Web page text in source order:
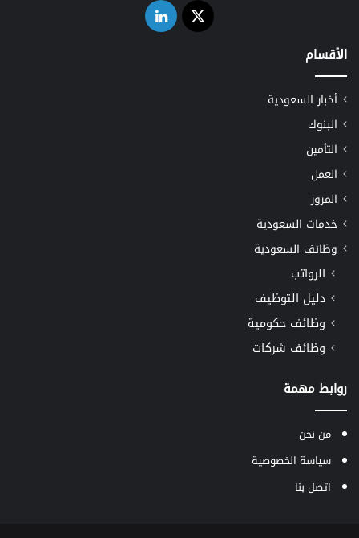
‫X لينكدإن
الأقسام
أخبار السعودية
البنوك
التأمين
العمل
المرور
خدمات السعودية
وظائف السعودية
الرواتب
دليل التوظيف
وظائف حكومية
وظائف شركات
روابط مهمة
من نحن
سياسة الخصوصية
اتصل بنا